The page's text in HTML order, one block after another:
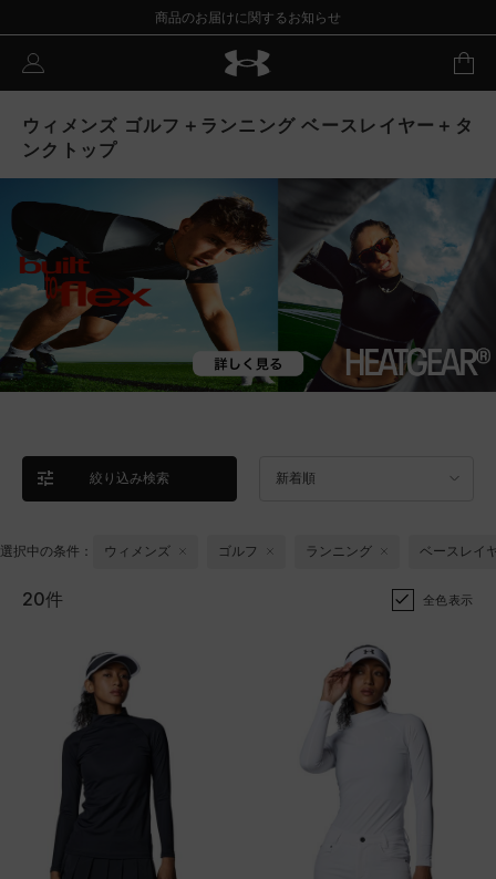
商品のお届けに関するお知らせ
ウィメンズ ゴルフ＋ランニング ベースレイヤー＋タ
ンクトップ
絞り込み検索 新着順
選択中の条件： ウィメンズ ゴルフ ランニング ベースレイ
20件 全色表示